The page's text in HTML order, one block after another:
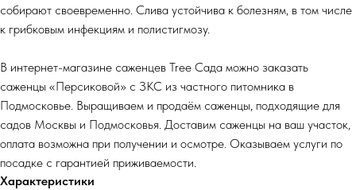
собирают своевременно. Слива устойчива к болезням, в том числе
к грибковым инфекциям и полистигмозу.
В интернет-магазине саженцев Tree Сада можно заказать
саженцы «Персиковой» с ЗКС из частного питомника в
Подмосковье. Выращиваем и продаём саженцы, подходящие для
садов Москвы и Подмосковья. Доставим саженцы на ваш участок,
оплата возможна при получении и осмотре. Оказываем услуги по
посадке с гарантией приживаемости.
Характеристики